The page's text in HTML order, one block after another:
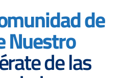
de
Nuestro
de las